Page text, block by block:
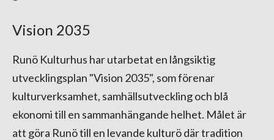
Vision 2035
Runö Kulturhus har utarbetat en långsiktig
utvecklingsplan "Vision 2035", som förenar
kulturverksamhet, samhällsutveckling och blå
ekonomi till en sammanhängande helhet. Målet är
att göra Runö till en levande kulturö där tradition